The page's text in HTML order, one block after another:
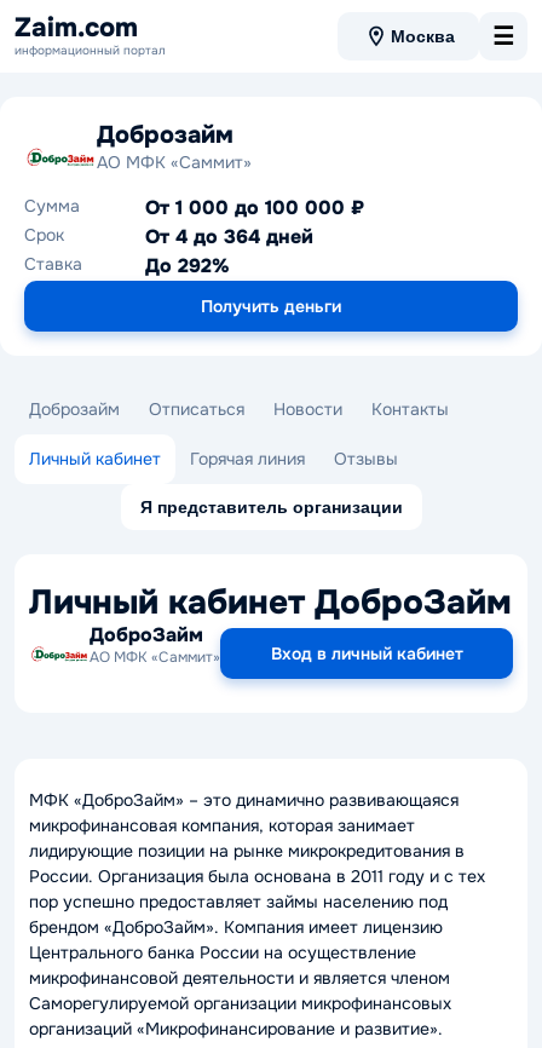
Zaim.com
информационный портал
Москва ☰
Доброзайм
АО МФК «Саммит»
Сумма
От 1 000 до 100 000 ₽
Срок От 4 до 364 дней
Ставка До 292%
Получить деньги
Доброзайм Отписаться Новости Контакты
Личный кабинет Горячая линия Отзывы
Я представитель организации
Личный кабинет ДоброЗайм
ДоброЗайм
АО МФК «Саммит» Вход в личный кабинет
МФК «ДоброЗайм» – это динамично развивающаяся
микрофинансовая компания, которая занимает
лидирующие позиции на рынке микрокредитования в
России. Организация была основана в 2011 году и с тех
пор успешно предоставляет займы населению под
брендом «ДоброЗайм». Компания имеет лицензию
Центрального банка России на осуществление
микрофинансовой деятельности и является членом
Саморегулируемой организации микрофинансовых
организаций «Микрофинансирование и развитие».